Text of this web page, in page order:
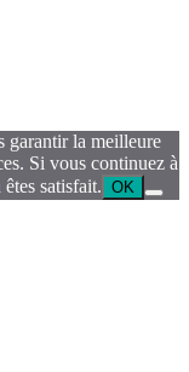
garantir la meilleure
Si vous continuez à
satisfait. OK